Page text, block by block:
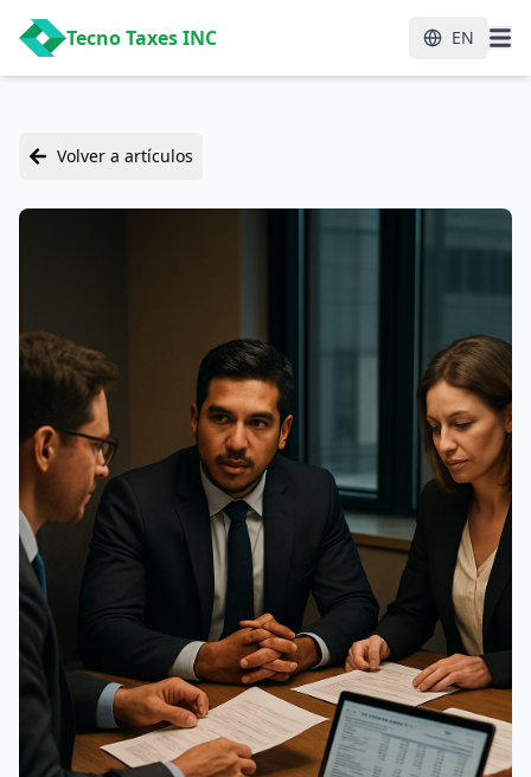
Tecno Taxes INC EN
Volver a artículos